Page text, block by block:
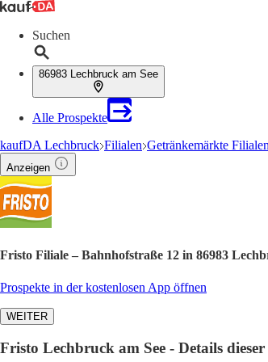
Suchen
86983 Lechbruck am See
Alle Prospekte
kaufDA Lechbruck Filialen Getränkemärkte Filialen
Anzeigen
Fristo Filiale – Bahnhofstraße 12 in 86983
Prospekte in der kostenlosen App öffnen
WEITER
Fristo Lechbruck am See - Details